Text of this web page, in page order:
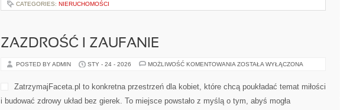
jak i dla osób polujących na dynamiczne podciągnięcie z […]
POSTED BY ADMIN STY - 24 - 2026 MOŻLIWOŚĆ KOMENTOWANIA
ZAZDROŚĆ
ZAUFANIE
ZOSTAŁA WYŁĄCZONA